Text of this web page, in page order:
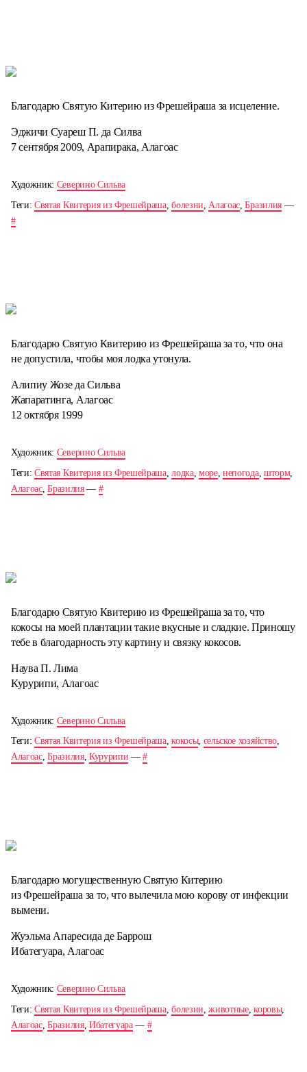
Благодарю Святую Китерию из Фрешейраша за исцеление.
Эджичи Суареш П. да Силва
7 сентября 2009, Арапирака, Алагоас
Художник: Северино Сильва
Теги:Святая Квитерия из Фрешейраша,болезни Алагоас ,Бразилия—
#
Благодарю Святую Квитерию из Фрешейраша за то, что она
не допустила, чтобы моя лодка утонула.
Алипиу Жозе да Сильва
Жапаратинга, Алагоас
12 октября 1999
Художник: Северино Сильва
Теги:Святая Квитерия из Фрешейраша,лодка, море,непогода, шторм,
Алагоас,Бразилия— #
Благодарю Святую Квитерию из Фрешейраша за то, что
кокосы на моей плантации такие вкусные и сладкие. Приношу
тебе в благодарность эту картину и связку кокосов.
Наува П. Лима
Курурипи, Алагоас
Художник: Северино Сильва
Теги:Святая Квитерия из Фрешейраша,кокосы, сельское хозяйство,
Алагоас,Бразилия, Курурипи —#
Благодарю могущественную Святую Китерию
из Фрешейраша за то, что вылечила мою корову от инфекции
вымени.
Жуэльма Апаресида де Баррош
Ибатегуара, Алагоас
Художник: Северино Сильва
Теги:Святая Квитерия из Фрешейраша,болезни ,животные,коровы,
Алагоас,Бразилия, Ибатегуара— #